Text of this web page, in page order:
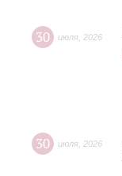
30 июля 2026
30 июля 2026